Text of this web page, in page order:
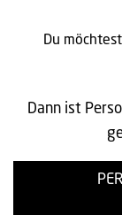
Du
Dann ist